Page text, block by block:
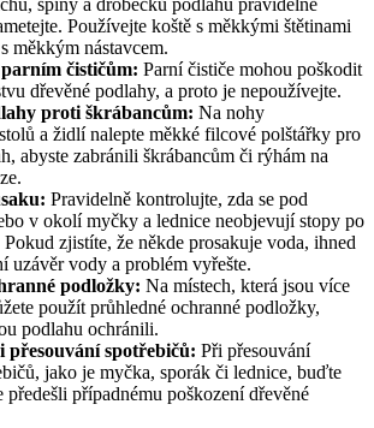
špíny a drobečků podlahu pravidelně
Používejte koště s měkkými štětinami
měkkým nástavcem.
čističům: Parní čističe mohou poškodit
dřevěné podlahy, a proto je nepoužívejte.
proti škrábancům: Na nohy
a židlí nalepte měkké filcové polštářky pro
abyste zabránili škrábancům či rýhám na
Pravidelně kontrolujte, zda se pod
v okolí myčky a lednice neobjevují stopy po
zjistíte, že někde prosakuje voda, ihned
uzávěr vody a problém vyřešte.
podložky: Na místech, která jsou více
použít průhledné ochranné podložky,
podlahu ochránili.
přesouvání spotřebičů: Při přesouvání
jako je myčka, sporák či lednice, buďte
předešli případnému poškození dřevěné